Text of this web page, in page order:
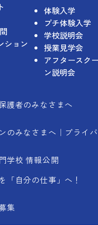
ション
体験入学
プチ体験入学
学校説明会
授業見学会
アフタースク
ン説明会
護者のみなさまへ
のみなさまへ プライ
学校 情報公開
「自分の仕事」へ！
集